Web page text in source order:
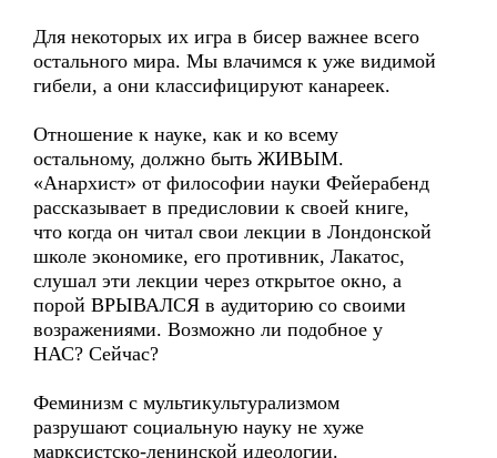
Для некоторых их игра в бисер важнее всего
остального мира. Мы влачимся к уже видимой
гибели, а они классифицируют канареек.
Отношение к науке, как и ко всему
остальному, должно быть ЖИВЫМ.
«Анархист» от философии науки Фейерабенд
рассказывает в предисловии к своей книге,
что когда он читал свои лекции в Лондонской
школе экономике, его противник, Лакатос,
слушал эти лекции через открытое окно, а
порой ВРЫВАЛСЯ в аудиторию со своими
возражениями. Возможно ли подобное у
НАС? Сейчас?
Феминизм с мультикультурализмом
разрушают социальную науку не хуже
марксистско-ленинской идеологии.